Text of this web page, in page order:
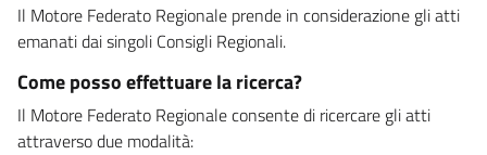
Il Motore Federato Regionale prende in considerazione gli atti
emanati dai singoli Consigli Regionali.
Come posso effettuare la ricerca?
Il Motore Federato Regionale consente di ricercare gli atti
attraverso due modalità: